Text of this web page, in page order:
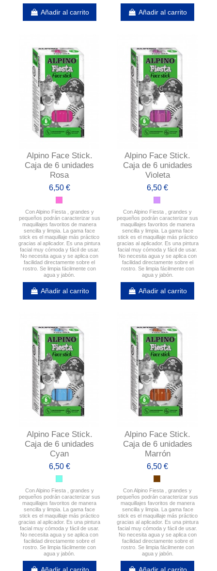
Añadir al carrito Añadir al carrito
Alpino Face Stick.
Caja de 6 unidades
Rosa
6,50 €
Con Alpino Fiesta , grandes y
pequeños podrán caracterizar sus
maquillajes favoritos de manera
sencilla y limpia. La gama face
stick es el maquillaje más práctico
gracias al aplicador. Es una pintura
facial muy cómoda y fácil de usar.
No necesita agua y se aplica con
facilidad directamente sobre el
rostro. Se limpia fácilmente con
agua y jabón.
Añadir al carrito
Alpino Face Stick.
Caja de 6 unidades
Violeta
6,50 €
Con Alpino Fiesta , grandes y
pequeños podrán caracterizar sus
maquillajes favoritos de manera
sencilla y limpia. La gama face
stick es el maquillaje más práctico
gracias al aplicador. Es una pintura
facial muy cómoda y fácil de usar.
No necesita agua y se aplica con
facilidad directamente sobre el
rostro. Se limpia fácilmente con
agua y jabón.
Añadir al carrito
Alpino Face Stick.
Caja de 6 unidades
Cyan
6,50 €
Con Alpino Fiesta , grandes y
pequeños podrán caracterizar sus
maquillajes favoritos de manera
sencilla y limpia. La gama face
stick es el maquillaje más práctico
gracias al aplicador. Es una pintura
facial muy cómoda y fácil de usar.
No necesita agua y se aplica con
facilidad directamente sobre el
rostro. Se limpia fácilmente con
agua y jabón.
Alpino Face Stick.
Caja de 6 unidades
Marrón
6,50 €
Con Alpino Fiesta , grandes y
pequeños podrán caracterizar sus
maquillajes favoritos de manera
sencilla y limpia. La gama face
stick es el maquillaje más práctico
gracias al aplicador. Es una pintura
facial muy cómoda y fácil de usar.
No necesita agua y se aplica con
facilidad directamente sobre el
rostro. Se limpia fácilmente con
agua y jabón.